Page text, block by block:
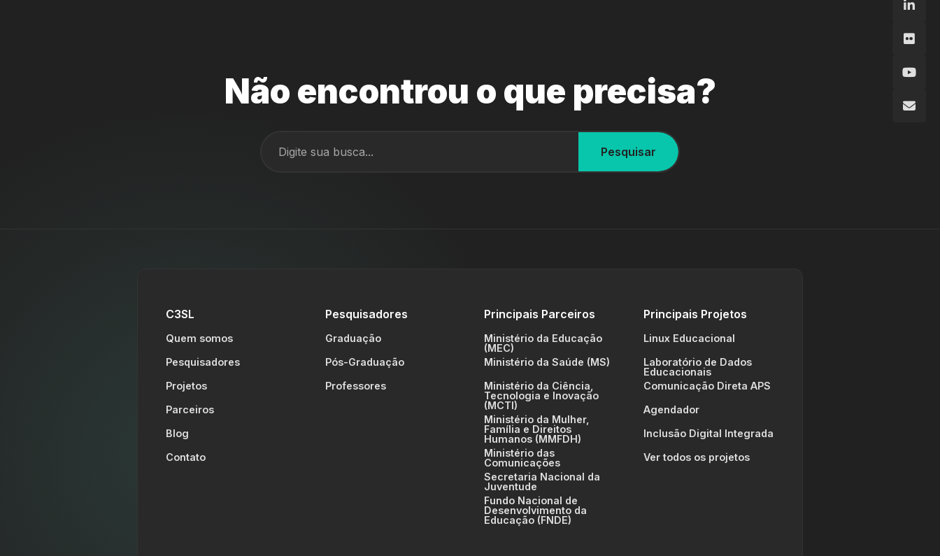
Não encontrou o que precisa?
Pesquisar
C3SL
Quem somos
Pesquisadores
Projetos
Parceiros
Blog
Contato
Pesquisadores
Graduação
Pós-Graduação
Professores
Principais Parceiros
Ministério da Educação
(MEC)
Ministério da Saúde (MS)
Ministério da Ciência,
Tecnologia e Inovação
(MCTI)
Ministério da Mulher,
Família e Direitos
Humanos (MMFDH)
Ministério das
Comunicações
Secretaria Nacional da
Juventude
Fundo Nacional de
Desenvolvimento da
Educação (FNDE)
Principais Projetos
Linux Educacional
Laboratório de Dados
Educacionais
Comunicação Direta APS
Agendador
Inclusão Digital Integrada
Ver todos os projetos